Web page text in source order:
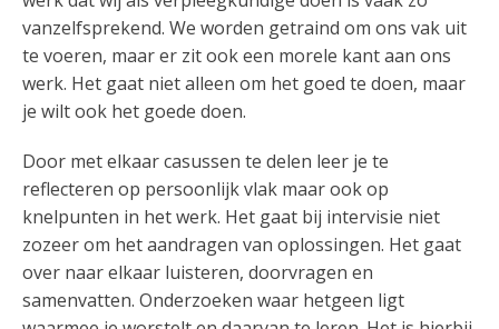
vanzelfsprekend. We worden getraind om ons vak uit
te voeren, maar er zit ook een morele kant aan ons
werk. Het gaat niet alleen om het goed te doen, maar
je wilt ook het goede doen.
Door met elkaar casussen te delen leer je te
reflecteren op persoonlijk vlak maar ook op
knelpunten in het werk. Het gaat bij intervisie niet
zozeer om het aandragen van oplossingen. Het gaat
over naar elkaar luisteren, doorvragen en
samenvatten. Onderzoeken waar hetgeen ligt